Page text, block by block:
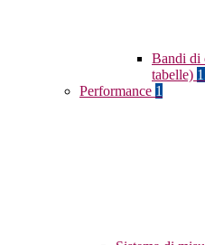
Bandi di
tabelle)
Performance 1